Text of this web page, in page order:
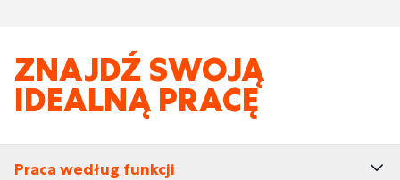
ZNAJDŹ SWOJĄ
IDEALNĄ PRACĘ
Praca według funkcji